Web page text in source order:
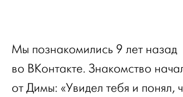
Мы познакомились 9 лет назад
во ВКонтакте. Знакомство
от Димы: «Увидел тебя и понял,